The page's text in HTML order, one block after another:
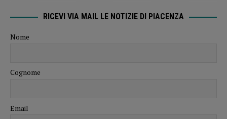
RICEVI VIA MAIL LE NOTIZIE DI PIACENZA
Nome
Cognome
Email